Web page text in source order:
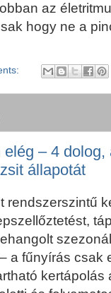
az
hogy ne a
– 4 dolog,
állapotát
rendszerszintű
a fűnyírás csak